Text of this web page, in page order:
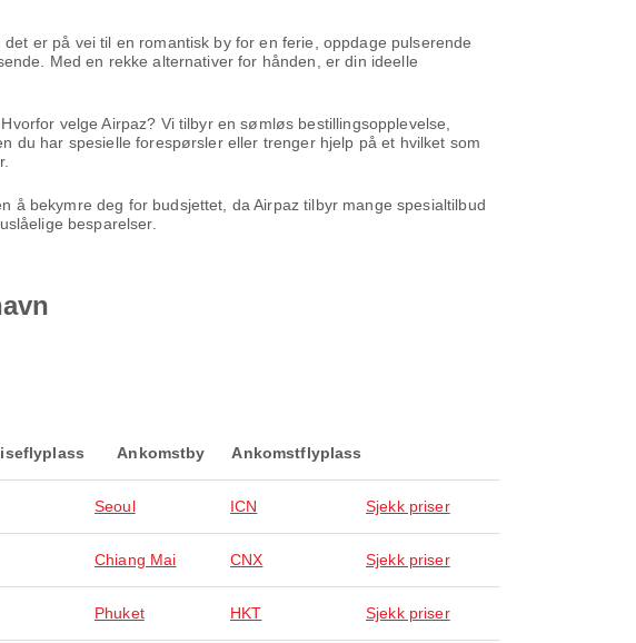
er på vei til en romantisk by for en ferie, oppdage pulserende
Med en rekke alternativer for hånden, er din ideelle
velge Airpaz? Vi tilbyr en sømløs bestillingsopplevelse,
du har spesielle forespørsler eller trenger hjelp på et hvilket som
bekymre deg for budsjettet, da Airpaz tilbyr mange spesialtilbud
besparelser.
Ankomstby Ankomstflyplass
Seoul ICN Sjekk priser
Chiang Mai CNX Sjekk priser
Phuket HKT Sjekk priser